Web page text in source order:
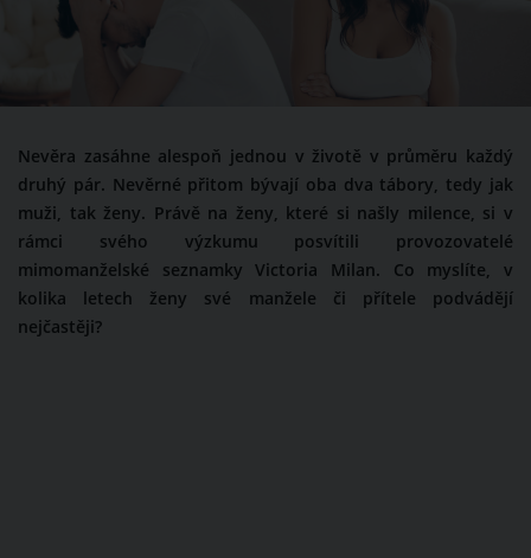
Nevěra zasáhne alespoň jednou v životě v průměru každý
druhý pár. Nevěrné přitom bývají oba dva tábory, tedy jak
muži, tak ženy. Právě na ženy, které si našly milence, si v
rámci svého výzkumu posvítili provozovatelé
mimomanželské seznamky Victoria Milan. Co myslíte, v
kolika letech ženy své manžele či přítele podvádějí
nejčastěji?